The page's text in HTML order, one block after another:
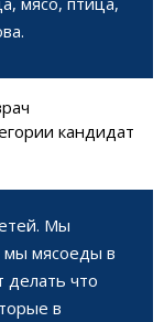
кандидат
Мы
мы мясоеды в
делать что
в